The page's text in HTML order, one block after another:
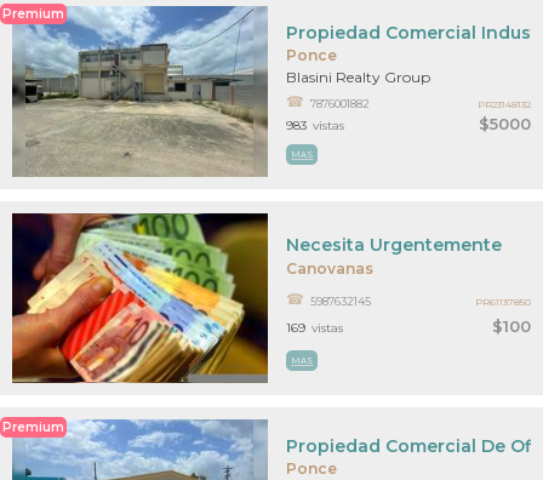
Premium
Ponce
$5000
Propiedad Comercial
Blasini Realty Group
7876001882
MAS
983 vistas
PR23148132
Canovanas
$100
Necesita Urgentemente
5987632145
MAS
169 vistas
PR61137850
Premium
Ponce
Propiedad Comercial De